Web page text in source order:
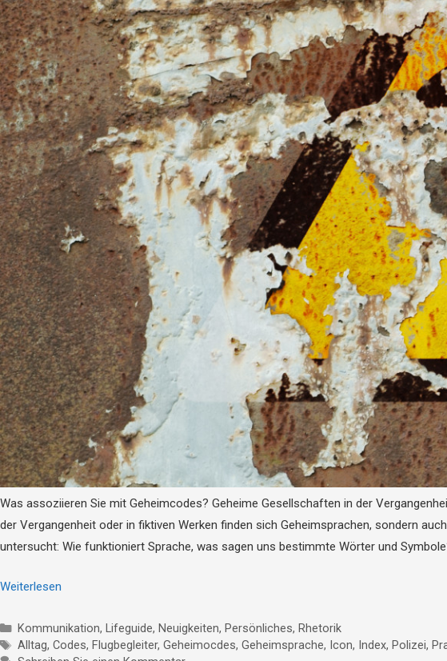
Was assoziieren Sie mit Geheimcodes? Geheime Gesellschaften in der
der Vergangenheit oder in fiktiven Werken finden sich Geheimsprachen, sondern
untersucht: Wie funktioniert Sprache, was sagen uns bestimmte Wörter und
Weiterlesen
Kommunikation, Lifeguide, Neuigkeiten, Persönliches, Rhetorik
Alltag, Codes, Flugbegleiter, Geheimocdes, Geheimsprache, Icon, Index, Polizei,